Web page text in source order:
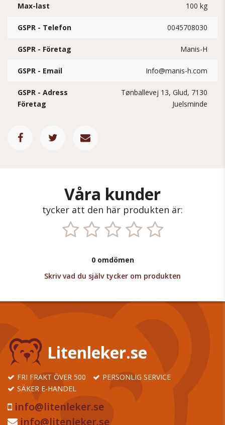
Max-last 100 kg
GSPR - Telefon 0045708030
GSPR - Företag Manis-H
GSPR - Email Info@manis-h.com
GSPR - Adress
Företag
Tønballevej 13, Glud, 7130
Juelsminde
Våra kunder
tycker att den här produkten är:
0 omdömen
Skriv vad du själv tycker om produkten
Litenleker.se
FRI FRAKT ÖVER 500
PERSONLIG SERVICE
SÄKER E-HANDEL
info@litenleker.se
info@litenleker.se